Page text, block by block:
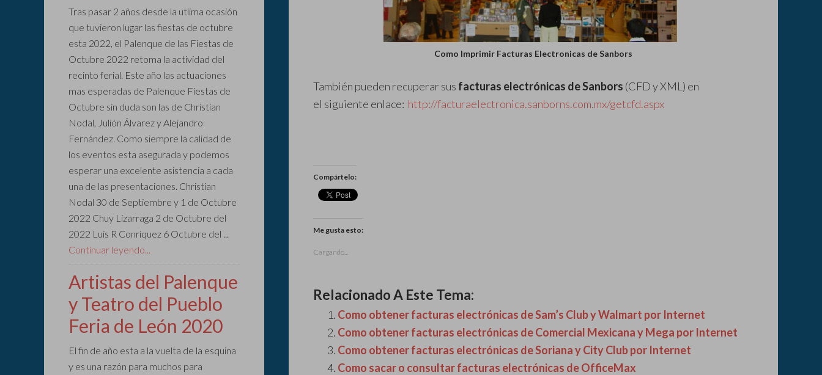
Como Imprimir Facturas Electronicas de Sanbors
También pueden recuperar sus facturas electrónicas de Sanbors (CFD y XML) en
el siguiente enlace: http://facturaelectronica.sanborns.com.mx/getcfd.aspx
Compártelo:
Me gusta esto:
Cargando...
Relacionado A Este Tema:
Como obtener facturas electrónicas de Sam’s Club y Walmart por Internet
Como obtener facturas electrónicas de Comercial Mexicana y Mega por Internet
Como obtener facturas electrónicas de Soriana y City Club por Internet
Como sacar o consultar facturas electrónicas de OfficeMax
Tras pasar 2 años desde la utlima ocasión
que tuvieron lugar las fiestas de octubre
esta 2022, el Palenque de las Fiestas de
Octubre 2022 retoma la actividad del
recinto ferial. Este año las actuaciones
mas esperadas de Palenque Fiestas de
Octubre sin duda son las de Christian
Nodal, Julión Álvarez y Alejandro
Fernández. Como siempre la calidad de
los eventos esta asegurada y podemos
esperar una excelente asistencia a cada
una de las presentaciones. Christian
Nodal 30 de Septiembre y 1 de Octubre
2022 Chuy Lizarraga 2 de Octubre del
2022 Luis R Conriquez 6 Octubre del ...
Continuar leyendo...
Artistas del Palenque
y Teatro del Pueblo
Feria de León 2020
El fin de año esta a la vuelta de la esquina
y es una razón para muchos para